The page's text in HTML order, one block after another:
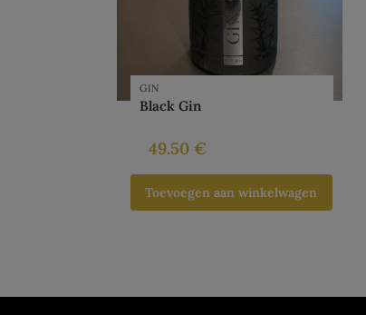
GIN
Black Gin
49.50 €
Toevoegen aan winkelwagen